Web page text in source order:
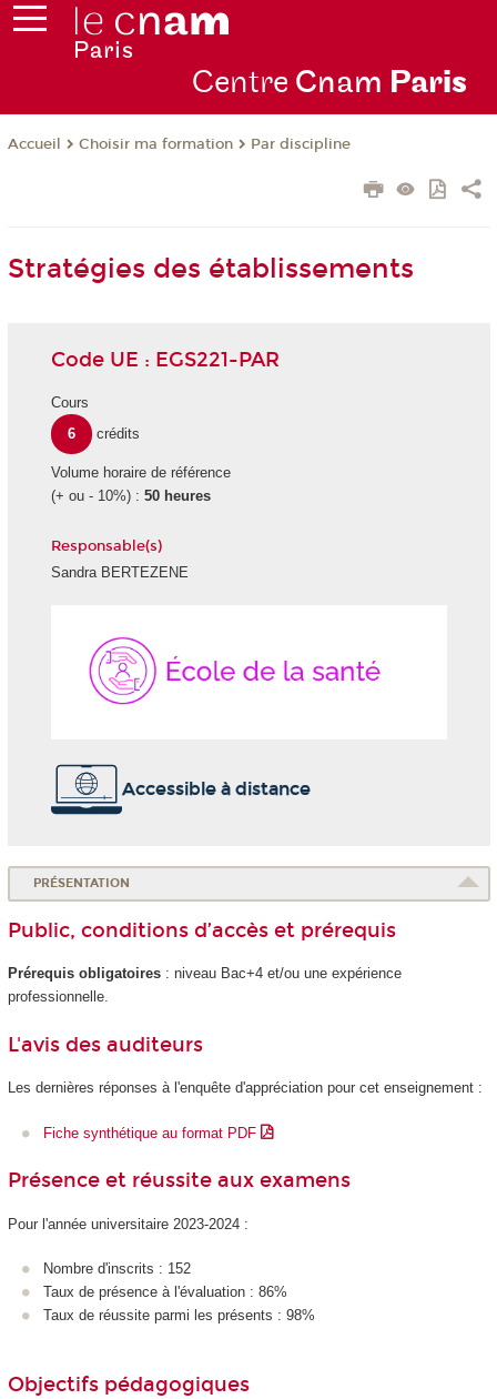
Centre Cnam Paris
Accueil Choisir ma formation Par discipline
Stratégies des établissements
Code UE : EGS221-PAR
Cours
6
crédits
Volume horaire de référence
(+ ou - 10%) : 50 heures
Responsable(s)
Sandra BERTEZENE
Accessible à distance
PRÉSENTATION
Public, conditions d’accès et prérequis
Prérequis obligatoires : niveau Bac+4 et/ou une expérience
professionnelle.
L'avis des auditeurs
Les dernières réponses à l'enquête d'appréciation pour cet enseignement :
Fiche synthétique au format PDF
Présence et réussite aux examens
Pour l'année universitaire 2023-2024 :
Nombre d'inscrits : 152
Taux de présence à l'évaluation : 86%
Taux de réussite parmi les présents : 98%
Objectifs pédagogiques